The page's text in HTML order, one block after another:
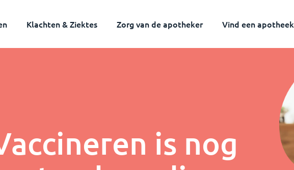
Klachten & Ziektes Zorg van de apotheker Vind een apotheek
is nog